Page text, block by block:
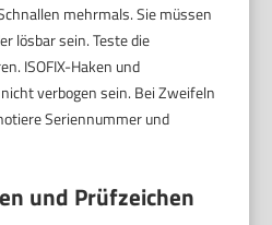
mehrmals. Sie müssen
lösbar sein. Teste die
ISOFIX-Haken und
verbogen sein. Bei Zweifeln
Seriennummer und
und Prüfzeichen